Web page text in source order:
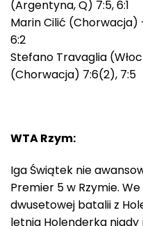
(Argentyna, Q) 7:5, 6:1
Marin Cilić (Chorwacja)
6:2
Stefano Travaglia
(Chorwacja) 7:6(2), 7:5
WTA Rzym:
Iga Świątek nie
Premier 5 w Rzymie.
dwusetowej batalii z
letnia Holenderka nigdy